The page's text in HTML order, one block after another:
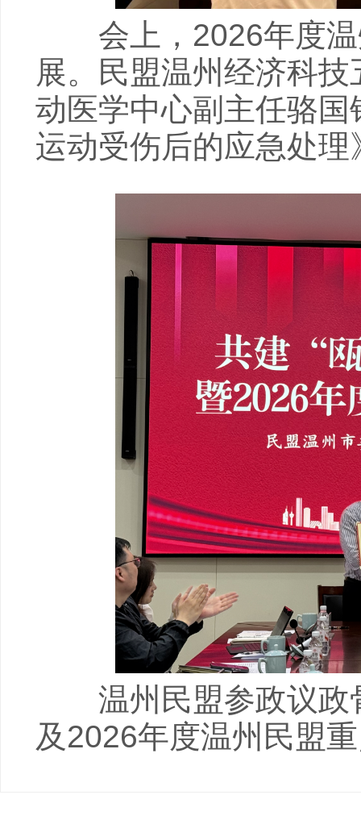
会上，2026年度温
展。民盟温州经济科
动医学中心副主任骆
运动受伤后的应急处
温州民盟参政议政
及2026年度温州民盟